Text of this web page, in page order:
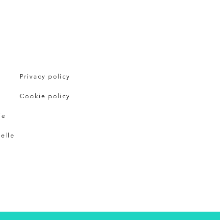
Privacy policy
Cookie policy